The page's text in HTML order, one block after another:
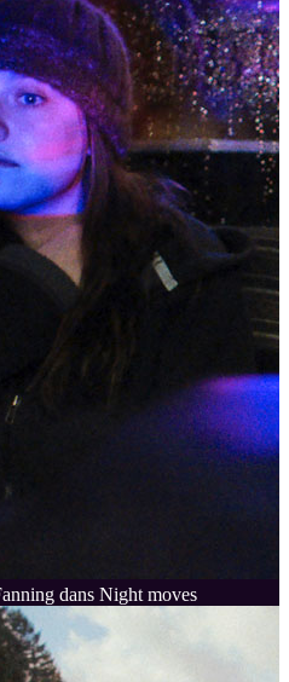
dans Night moves